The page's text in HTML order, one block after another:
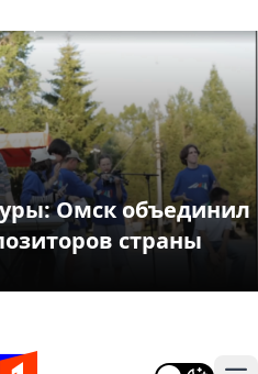
Омск объединил
страны